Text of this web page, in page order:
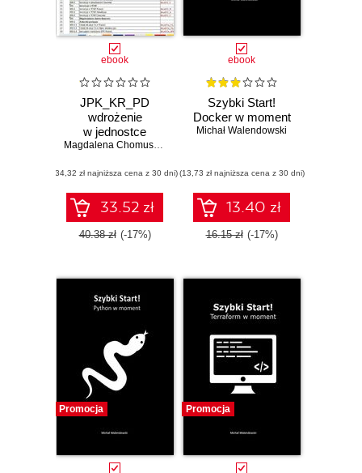
ebook
JPK_KR_PD
wdrożenie
w jednostce
MIKRO
Magdalena Chomuszko
(34,32 zł najniższa cena z 30 dni)
33.52 zł
40.38 zł (-17%)
ebook
Szybki Start!
Docker w moment
Michał Walendowski
(13,73 zł najniższa cena z 30 dni)
13.40 zł
16.15 zł (-17%)
Promocja Promocja